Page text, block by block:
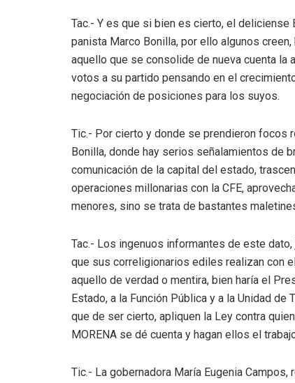
Tac.- Y es que si bien es cierto, el
panista Marco Bonilla, por ello algunos
aquello que se consolide de nueva cuenta
votos a su partido pensando en el
negociación de posiciones para los suyos.
Tic.- Por cierto y donde se prendieron focos
Bonilla, donde hay serios señalamientos de
comunicación de la capital del estado,
operaciones millonarias con la CFE,
menores, sino se trata de bastantes
Tac.- Los ingenuos informantes de este
que sus correligionarios ediles realizan con
aquello de verdad o mentira, bien haría el
Estado, a la Función Pública y a la Unidad
que de ser cierto, apliquen la Ley contra
MORENA se dé cuenta y hagan ellos el
Tic.- La gobernadora María Eugenia